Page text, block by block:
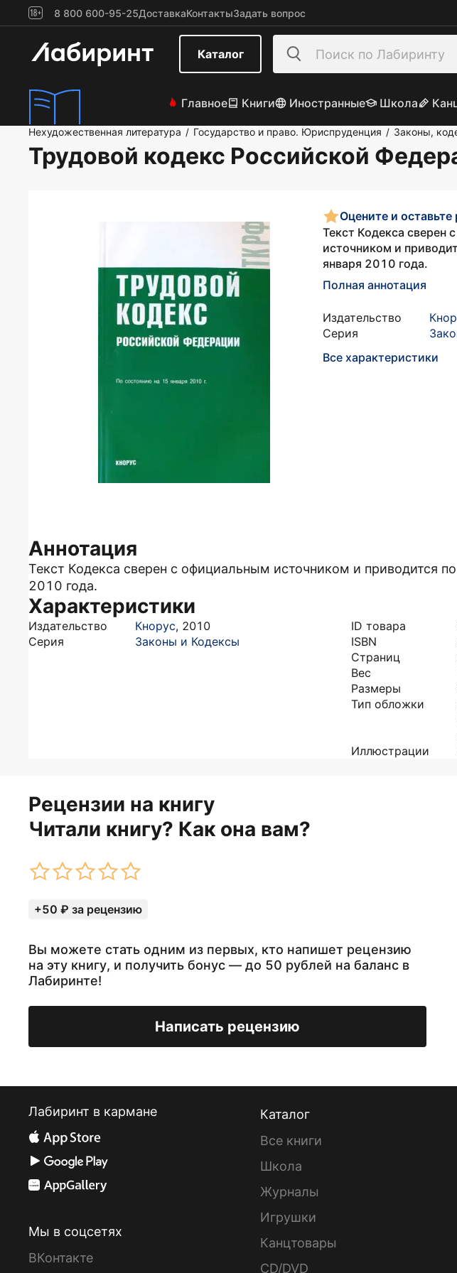
8 800 600-95-25ДоставкаКонтактыЗадать вопрос
Каталог
Главное Книги Иностранные Школа
Нехудожественная литература / Государство и право. Юриспруденция / Законы,
Трудовой кодекс Российской
Оцените и оставьте
Текст Кодекса сверен
источником и
января 2010 года.
Полная аннотация
Издательство
Серия
Все характеристики
Аннотация
Текст Кодекса сверен с официальным источником и приводится
2010 года.
Характеристики
Издательство Кнорус, 2010
Серия
Законы и Кодексы
ID товара
ISBN
Страниц
Вес
Размеры
Тип обложки
Иллюстрации
Рецензии на книгу
Читали книгу? Как она вам?
+50 ₽ за рецензию
Вы можете стать одним из первых, кто напишет рецензию
на эту книгу, и получить бонус — до 50 рублей на баланс в
Лабиринте!
Написать рецензию
Лабиринт в кармане
Мы в соцсетях
ВКонтакте
Каталог
Все книги
Школа
Журналы
Игрушки
Канцтовары
CD/DVD